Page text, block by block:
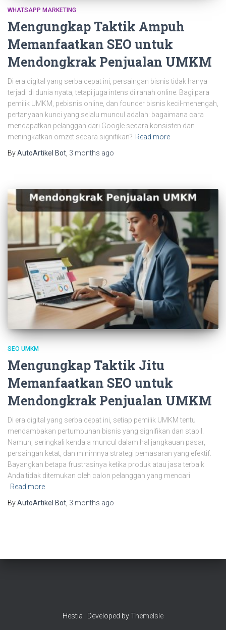
WHATSAPP MARKETING
Mengungkap Taktik Ampuh
Memanfaatkan SEO untuk
Mendongkrak Penjualan UMKM
Di era digital yang serba cepat ini, persaingan bisnis tidak hanya
terjadi di dunia nyata, tetapi juga intens di ranah online. Bagi para
pemilik UMKM, pebisnis online, dan founder bisnis kecil-menengah,
pertanyaan kunci yang selalu muncul adalah: bagaimana cara
mendapatkan pelanggan dari Google secara konsisten dan
meningkatkan omzet secara signifikan? Read more
ByAutoArtikel Bot 3 months ago
SEO UMKM
Mengungkap Taktik Jitu
Memanfaatkan SEO untuk
Mendongkrak Penjualan UMKM
Di era digital yang serba cepat ini, setiap pemilik UMKM tentu
mendambakan pertumbuhan bisnis yang signifikan dan stabil.
Namun, seringkali kendala muncul dalam hal jangkauan pasar,
persaingan ketat, dan minimnya strategi pemasaran yang efektif.
Bayangkan betapa frustrasinya ketika produk atau jasa terbaik
Anda tidak ditemukan oleh calon pelanggan yang mencari
Read more
ByAutoArtikel Bot, 3 months ago
Hestia | Developed byThemeIsle